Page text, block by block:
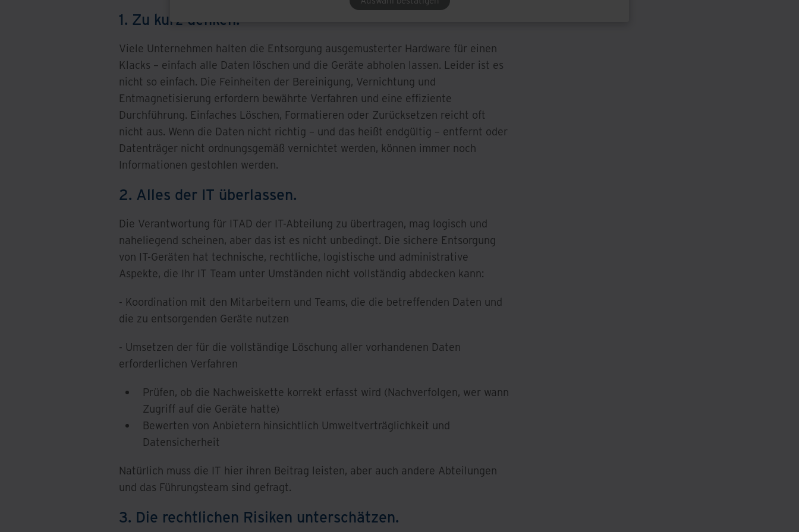
1. Zu kurz denken.
Viele Unternehmen halten die Entsorgung ausgemusterter Hardware für einen
Klacks – einfach alle Daten löschen und die Geräte abholen lassen. Leider ist es
nicht so einfach. Die Feinheiten der Bereinigung, Vernichtung und
Entmagnetisierung erfordern bewährte Verfahren und eine effiziente
Durchführung. Einfaches Löschen, Formatieren oder Zurücksetzen reicht oft
nicht aus. Wenn die Daten nicht richtig – und das heißt endgültig – entfernt oder
Datenträger nicht ordnungsgemäß vernichtet werden, können immer noch
Informationen gestohlen werden.
2. Alles der IT überlassen.
Die Verantwortung für ITAD der IT-Abteilung zu übertragen, mag logisch und
naheliegend scheinen, aber das ist es nicht unbedingt. Die sichere Entsorgung
von IT-Geräten hat technische, rechtliche, logistische und administrative
Aspekte, die Ihr IT Team unter Umständen nicht vollständig abdecken kann:
- Koordination mit den Mitarbeitern und Teams, die die betreffenden Daten und
die zu entsorgenden Geräte nutzen
- Umsetzen der für die vollständige Löschung aller vorhandenen Daten
erforderlichen Verfahren
Prüfen, ob die Nachweiskette korrekt erfasst wird (Nachverfolgen, wer wann
Zugriff auf die Geräte hatte)
Bewerten von Anbietern hinsichtlich Umweltverträglichkeit und
Datensicherheit
Natürlich muss die IT hier ihren Beitrag leisten, aber auch andere Abteilungen
und das Führungsteam sind gefragt.
3. Die rechtlichen Risiken unterschätzen.